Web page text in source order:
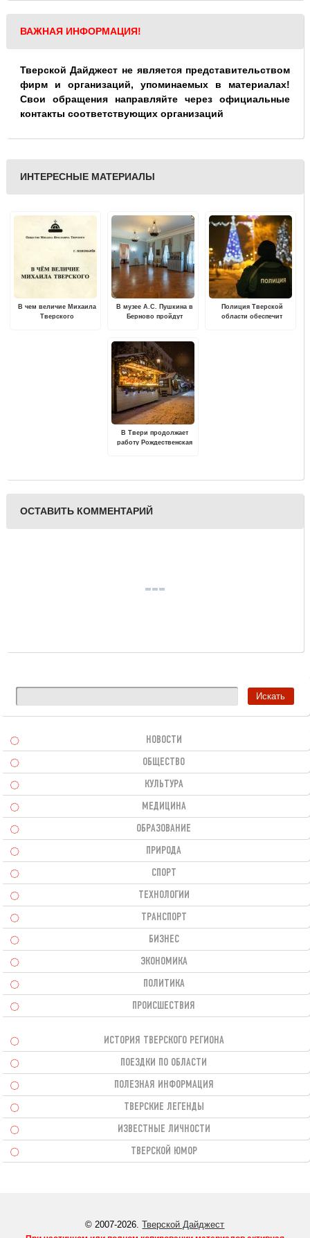
ВАЖНАЯ ИНФОРМАЦИЯ!
Тверской Дайджест не является представительством
фирм и организаций, упоминаемых в материалах!
Свои обращения направляйте через официальные
контакты соответствующих организаций
ИНТЕРЕСНЫЕ МАТЕРИАЛЫ
В чем величие Михаила
Тверского
В музее А.С. Пушкина в
Берново пройдут
Полиция Тверской
области обеспечит
В Твери продолжает
работу Рождественская
ОСТАВИТЬ КОММЕНТАРИЙ
НОВОСТИ
ОБЩЕСТВО
КУЛЬТУРА
МЕДИЦИНА
ОБРАЗОВАНИЕ
ПРИРОДА
СПОРТ
ТЕХНОЛОГИИ
ТРАНСПОРТ
БИЗНЕС
ЭКОНОМИКА
ПОЛИТИКА
ПРОИСШЕСТВИЯ
ИСТОРИЯ ТВЕРСКОГО РЕГИОНА
ПОЕЗДКИ ПО ОБЛАСТИ
ПОЛЕЗНАЯ ИНФОРМАЦИЯ
ТВЕРСКИЕ ЛЕГЕНДЫ
ИЗВЕСТНЫЕ ЛИЧНОСТИ
ТВЕРСКОЙ ЮМОР
© 2007-2026.Тверской Дайджест